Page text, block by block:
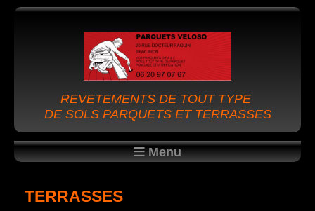
REVETEMENTS DE TOUT TYPE
DE SOLS PARQUETS ET TERRASSES
Menu
TERRASSES